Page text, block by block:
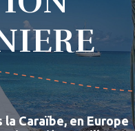
la Caraïbe, en Europe